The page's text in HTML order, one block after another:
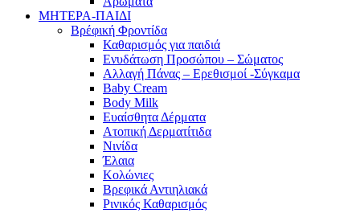
ΜΗΤΕΡΑ-ΠΑΙΔΙ
Βρέφική Φροντίδα
Καθαρισμός για παιδιά
Ενυδάτωση Προσώπου – Σώματος
Αλλαγή Πάνας – Ερεθισμοί -Σύγκαμα
Baby Cream
Body Milk
Ευαίσθητα Δέρματα
Ατοπική Δερματίτιδα
Νινίδα
Έλαια
Κολώνιες
Βρεφικά Αντιηλιακά
Ρινικός Καθαρισμός